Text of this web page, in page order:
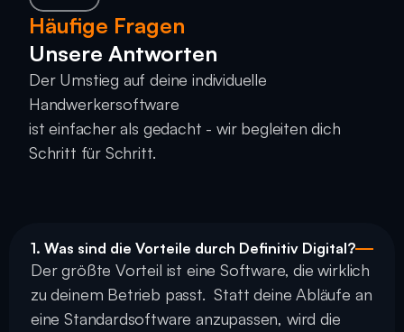
Häufige Fragen
Unsere Antworten
Der Umstieg auf deine individuelle
Handwerkersoftware
ist einfacher als gedacht - wir begleiten dich
Schritt für Schritt.
1. Was sind die Vorteile durch Definitiv Digital?
Der größte Vorteil ist eine Software, die wirklich
zu deinem Betrieb passt.  Statt deine Abläufe an
eine Standardsoftware anzupassen, wird die